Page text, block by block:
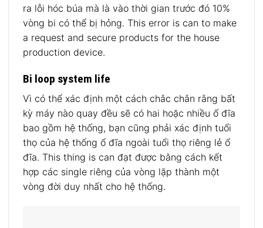
ra lỗi hóc búa mà là vào thời gian trước đó 10%
vòng bi có thể bị hỏng. This error is can to make
a request and secure products for the house
production device.
Bi loop system life
Vì có thể xác định một cách chắc chắn rằng bất
kỳ máy nào quay đều sẽ có hai hoặc nhiều ổ đĩa
bao gồm hệ thống, bạn cũng phải xác định tuổi
thọ của hệ thống ổ đĩa ngoài tuổi thọ riêng lẻ ổ
đĩa. This thing is can đạt được bằng cách kết
hợp các single riêng của vòng lặp thành một
vòng đời duy nhất cho hệ thống.